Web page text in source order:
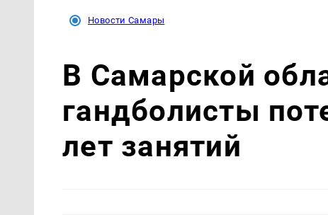
Новости Самары
В Самарской
гандболисты
лет занятий